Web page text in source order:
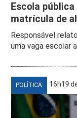
Escola
matrícula de
Responsável
uma vaga escolar
POLÍTICA 16h19